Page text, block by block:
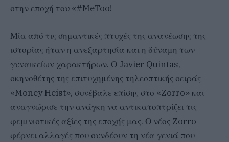
στην εποχή του «#MeToo!
Μία από τις σημαντικές πτυχές της ανανέωσης της
ιστορίας ήταν η ανεξαρτησία και η δύναμη των
γυναικείων χαρακτήρων. Ο Javier Quintas,
σκηνοθέτης της επιτυχημένης τηλεοπτικής σειράς
«Money Heist», συνέβαλε επίσης στο «Zorro» και
αναγνώρισε την ανάγκη να αντικατοπτρίζει τις
φεμινιστικές αξίες της εποχής μας. Ο νέος Zorro
φέρνει αλλαγές που συνδέουν τη νέα γενιά που